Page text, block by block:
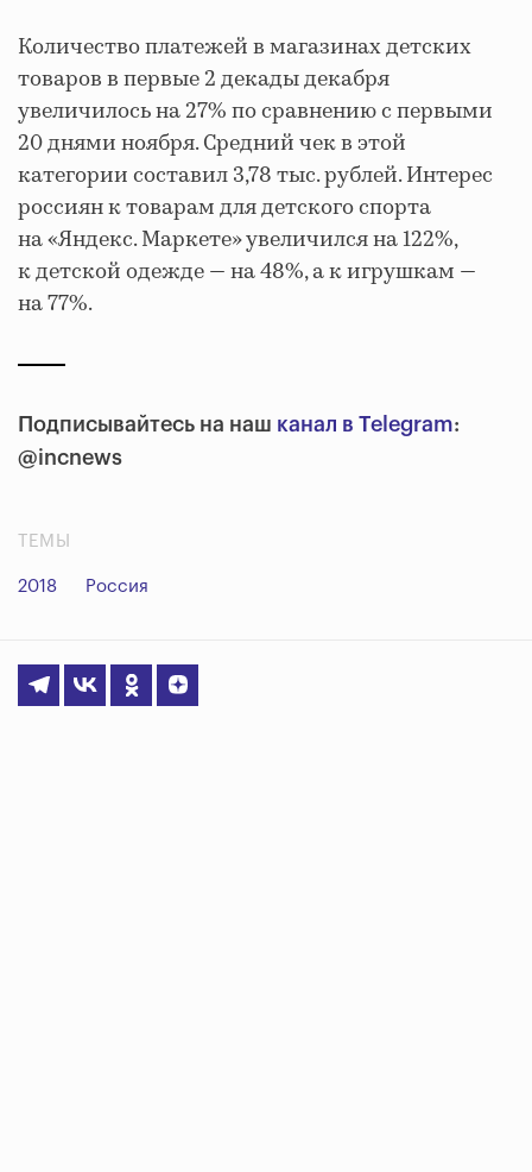
Количество платежей в магазинах детских
товаров в первые 2 декады декабря
увеличилось на 27% по сравнению с первыми
20 днями ноября. Средний чек в этой
категории составил 3,78 тыс. рублей. Интерес
россиян к товарам для детского спорта
на «Яндекс. Маркете» увеличился на 122%,
к детской одежде — на 48%, а к игрушкам —
на 77%.
Подписывайтесь на наш канал в Telegram:
@incnews
ТЕМЫ
2018 Россия